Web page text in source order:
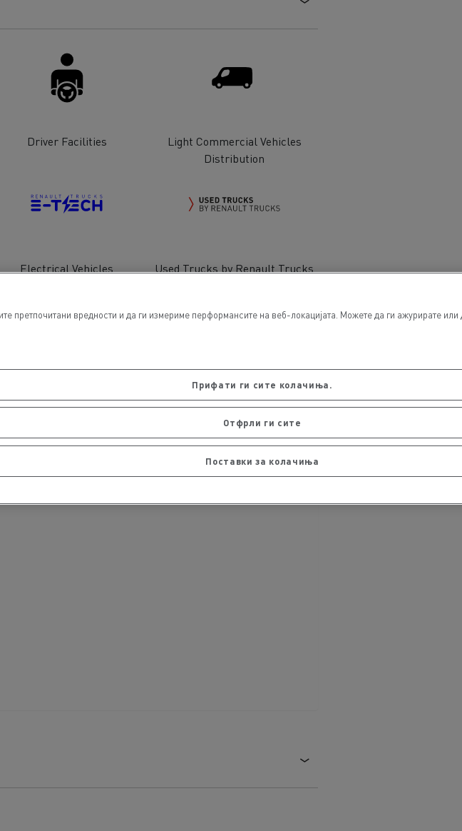
Driver Facilities
Light Commercial Vehicles
Distribution
Electrical Vehicles Used Trucks by Renault Trucks
вредности и да ги измериме перформансите на веб-локацијата. Можете да ги ажурирате
Прифати ги сите колачиња.
Отфрли ги сите
Поставки за колачиња